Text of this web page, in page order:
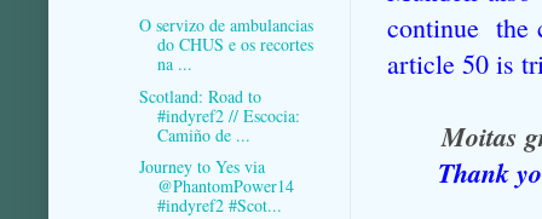
continue the
article 50 is
Moitas
Thank
O servizo de ambulancias
do CHUS e os recortes
na ...
Scotland: Road to
#indyref2 // Escocia:
Camiño de ...
Journey to Yes via
@PhantomPower14
#indyref2 #Scot...